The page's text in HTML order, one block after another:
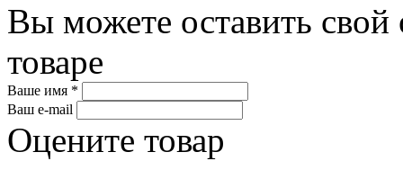
Вы можете оставить свой
товаре
Ваше имя *
Ваш e-mail
Оцените товар